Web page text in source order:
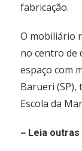
fabricação.
O mobiliário
no centro de
espaço com
Barueri (SP),
Escola da
– Leia outras